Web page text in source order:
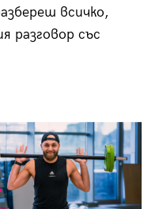
всичко,
разговор със